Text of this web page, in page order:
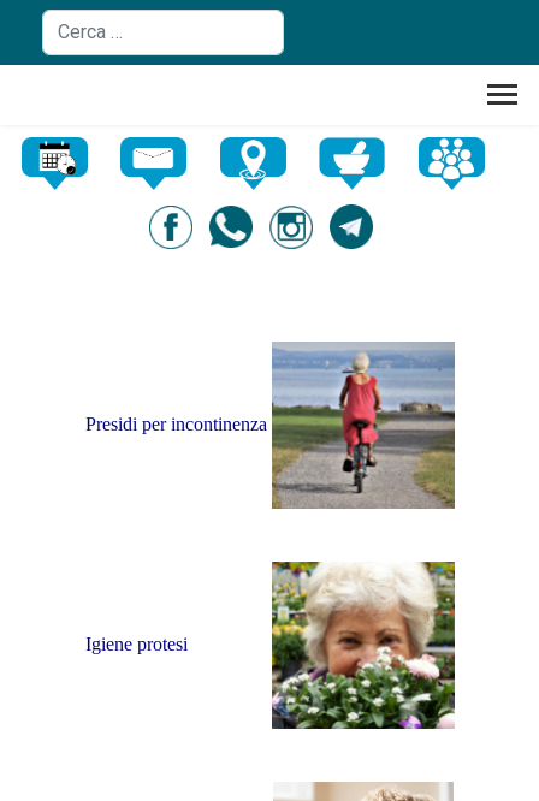
Cerca nel sito
Presidi per incontinenza
Igiene protesi